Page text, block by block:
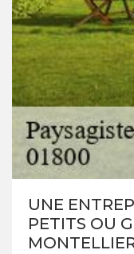
UNE
PETITS OU